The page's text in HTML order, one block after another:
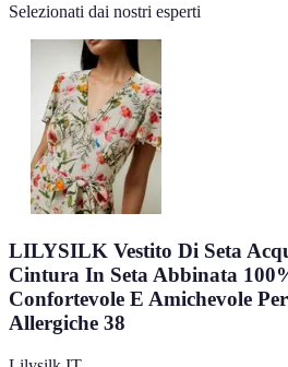
Selezionati dai nostri esperti
LILYSILK Vestito Di Seta
Cintura In Seta Abbinata
Confortevole E Amichevole
Allergiche 38